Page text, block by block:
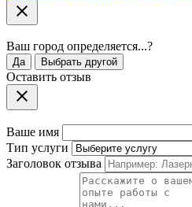
Ваш город определяется...?
Да Выбрать другой
Оставить отзыв
Ваше имя
Тип услуги
Заголовок отзыва